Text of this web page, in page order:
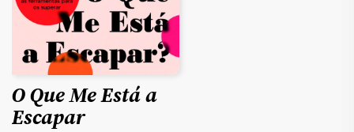
O Que Me Está a
Escapar